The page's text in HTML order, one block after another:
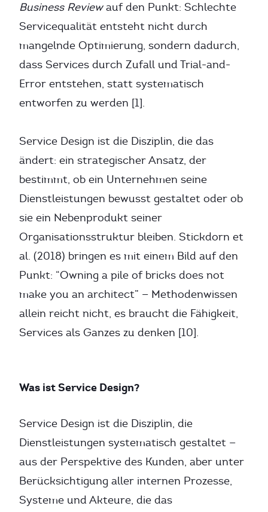
Business Reviewauf den Punkt: Schlechte
Servicequalität entsteht nicht durch
mangelnde Optimierung, sondern dadurch,
dass Services durch Zufall und Trial-and-
Error entstehen, statt systematisch
entworfen zu werden [1].
Service Design ist die Disziplin, die das
ändert: ein strategischer Ansatz, der
bestimmt, ob ein Unternehmen seine
Dienstleistungen bewusst gestaltet oder ob
sie ein Nebenprodukt seiner
Organisationsstruktur bleiben. Stickdorn et
al. (2018) bringen es mit einem Bild auf den
Punkt: “Owning a pile of bricks does not
make you an architect” — Methodenwissen
allein reicht nicht, es braucht die Fähigkeit,
Services als Ganzes zu denken [10].
Was ist Service Design?
Service Design ist die Disziplin, die
Dienstleistungen systematisch gestaltet —
aus der Perspektive des Kunden, aber unter
Berücksichtigung aller internen Prozesse,
Systeme und Akteure, die das